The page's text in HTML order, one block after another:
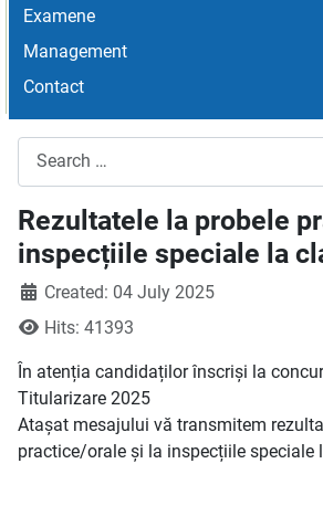
Examene
Management
Contact
Rezultatele la probele
inspecțiile speciale la
Created: 04 July 2025
Hits: 41393
În atenția candidaților înscriși la
Titularizare 2025
Atașat mesajului vă transmitem
practice/orale și la inspecțiile speciale